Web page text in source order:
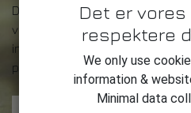
Dette community er for
vores produkter og tjenester.
indhold og nye marketing
profil, og bliv bedre til
Det er
respektere
We only use
information &
Minimal data